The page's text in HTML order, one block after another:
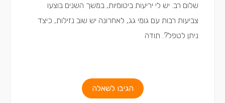
שלום רב. יש לי יריעות ביטומיות, במשך השנים בוצעו
צביעות רבות עם גומי גג, לאחרונה יש שוב נזילות, כיצד
ניתן לטפל?. תודה
הגיבו לשאלה